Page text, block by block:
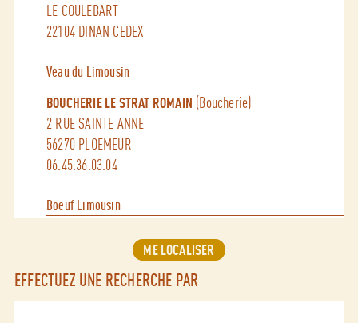
LE COULEBART
22104 DINAN CEDEX
Veau du Limousin
BOUCHERIE LE STRAT ROMAIN (Boucherie)
2 RUE SAINTE ANNE
56270 PLOEMEUR
06.45.36.03.04
Boeuf Limousin
HIRIGOYEN FLORENT - SARL HIRIFLO
50 RUE DU GENERAL DE GAULLE
56550 BELZ
06.46.53.44.27
ME LOCALISER
EFFECTUEZ UNE RECHERCHE PAR